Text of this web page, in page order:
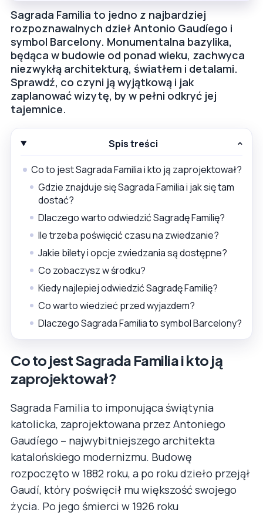
Sagrada Familia to jedno z najbardziej
rozpoznawalnych dzieł Antonio Gaudíego i
symbol Barcelony. Monumentalna bazylika,
będąca w budowie od ponad wieku, zachwyca
niezwykłą architekturą, światłem i detalami.
Sprawdź, co czyni ją wyjątkową i jak
zaplanować wizytę, by w pełni odkryć jej
tajemnice.
Spis treści
Co to jest Sagrada Familia i kto ją zaprojektował?
Gdzie znajduje się Sagrada Familia i jak się tam
dostać?
Dlaczego warto odwiedzić Sagradę Familię?
Ile trzeba poświęcić czasu na zwiedzanie?
Jakie bilety i opcje zwiedzania są dostępne?
Co zobaczysz w środku?
Kiedy najlepiej odwiedzić Sagradę Familię?
Co warto wiedzieć przed wyjazdem?
Dlaczego Sagrada Familia to symbol Barcelony?
Co to jest Sagrada Familia i kto ją
zaprojektował?
Sagrada Familia to imponująca świątynia
katolicka, zaprojektowana przez Antoniego
Gaudíego – najwybitniejszego architekta
katalońskiego modernizmu. Budowę
rozpoczęto w 1882 roku, a po roku dzieło przejął
Gaudí, który poświęcił mu większość swojego
życia. Po jego śmierci w 1926 roku